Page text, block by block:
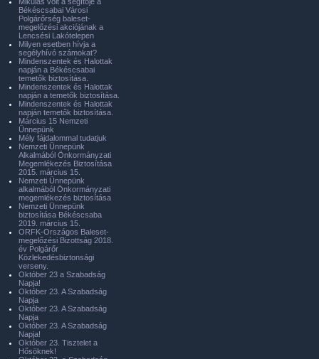
Békéscsabai Városi
Polgárőrség baleset-
megelőzési akciójának a
Lencsési Lakótelepen
Milyen esetben hívja a
segélyhívó számokat?
Mindenszentek és Halottak
napján a Békéscsabai
temetők biztosítása.
Mindenszentek és Halottak
napján a temetők biztosítása.
Mindenszentek és Halottak
napján temetők biztosítása.
Március 15 Nemzeti
Ünnepünk
Mély fájdalommal tudatjuk
Nemzeti Ünnepünk
Alkalmából Önkormányzati
Megemlékezés Biztosítása
2015. március 15.
Nemzeti Ünnepünk
alkalmából Önkormányzati
megemlékezés biztosítása
Nemzeti Ünnepünk
biztosítása Békéscsaba
2019. március 15.
ORFK-Országos Baleset-
megelőzési Bizottság 2018.
év Polgárőr
Közlekedésbiztonsági
verseny.
Október 23 a Szabadság
Napja!
Október 23. A Szabadság
Napja
Október 23. A Szabadság
Napja
Október 23. A Szabadság
Napja!
Október 23. Tisztelet a
Hősöknek!